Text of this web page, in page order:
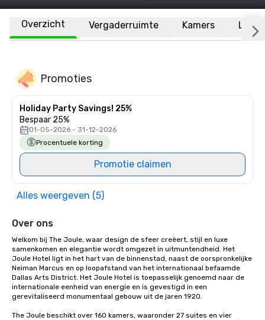
Overzicht Vergaderruimte Kamers
Promoties
Holiday Party Savings! 25%
Bespaar 25%
01-05-2026 - 31-12-2026
Procentuele korting
Promotie claimen
Alles weergeven (5)
Over ons
Welkom bij The Joule, waar design de sfeer creëert, stijl en luxe
samenkomen en elegantie wordt omgezet in uitmuntendheid. Het
Joule Hotel ligt in het hart van de binnenstad, naast de oorspronkelijke
Neiman Marcus en op loopafstand van het internationaal befaamde
Dallas Arts District. Het Joule Hotel is toepasselijk genoemd naar de
internationale eenheid van energie en is gevestigd in een
gerevitaliseerd monumentaal gebouw uit de jaren 1920.
The Joule beschikt over 160 kamers, waaronder 27 suites en vier